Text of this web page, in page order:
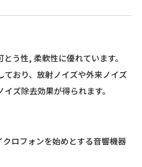
う性, 柔軟性に優れています。
おり、放射ノイズや外来ノイズ
ズ除去効果が得られます。
ロフォンを始めとする音響機器